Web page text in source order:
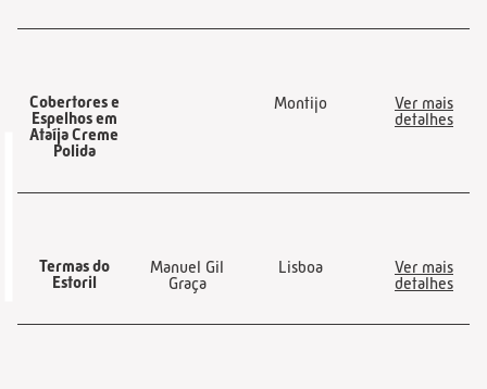
Cobertores e
Espelhos em
Ataíja Creme
Polida
Montijo
Ver mais
detalhes
Termas do
Estoril
Manuel Gil
Graça
Lisboa
Ver mais
detalhes